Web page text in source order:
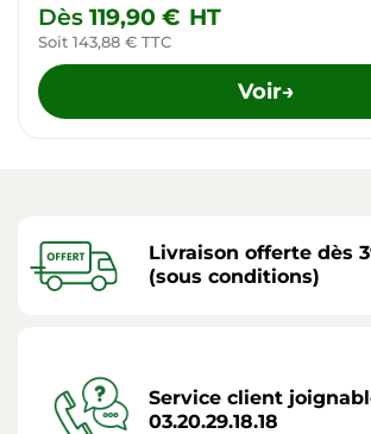
Dès 119,90 € HT
Soit 143,88 € TTC
Voir→
Livraison offerte dès
(sous conditions)
Service client
03.20.29.18.18